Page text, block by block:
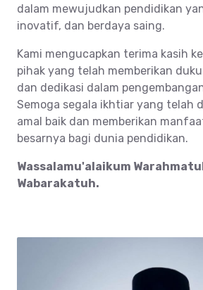
dalam mewujudkan pendidikan
inovatif, dan berdaya saing.
Kami mengucapkan terima kasih
pihak yang telah memberikan
dan dedikasi dalam
Semoga segala ikhtiar yang telah
amal baik dan memberikan
besarnya bagi dunia pendidikan.
Wassalamu'alaikum
Wabarakatuh.